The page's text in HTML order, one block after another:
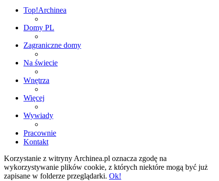
Top!Archinea
Domy PL
Zagraniczne domy
Na świecie
Wnętrza
Więcej
Wywiady
Pracownie
Kontakt
Korzystanie z witryny Archinea.pl oznacza zgodę na
wykorzystywanie plików cookie, z których niektóre mogą być już
zapisane w folderze przeglądarki. Ok!